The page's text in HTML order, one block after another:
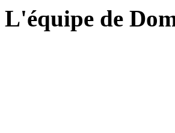
L'équipe de